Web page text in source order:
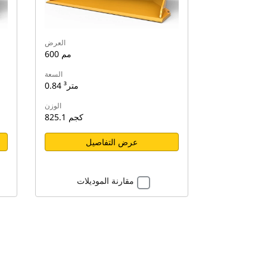
العرض
600 مم
السعة
0.84 متر³
الوزن
825.1 كجم
عرض التفاصيل
مقارنة الموديلات